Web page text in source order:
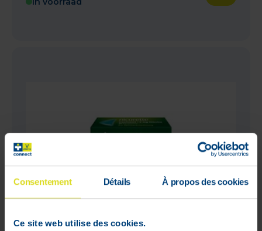
Consentement Détails À propos des cookies
Ce site web utilise des cookies.